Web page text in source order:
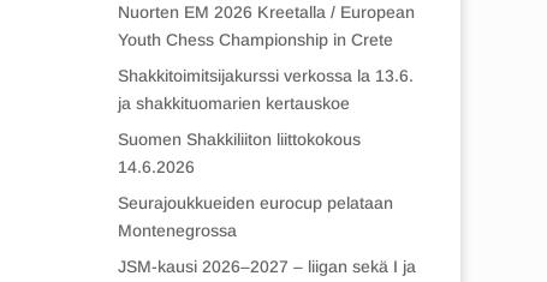
Nuorten EM 2026 Kreetalla / European
Youth Chess Championship in Crete
Shakkitoimitsijakurssi verkossa la 13.6.
ja shakkituomarien kertauskoe
Suomen Shakkiliiton liittokokous
14.6.2026
Seurajoukkueiden eurocup pelataan
Montenegrossa
JSM-kausi 2026–2027 – liigan sekä I ja